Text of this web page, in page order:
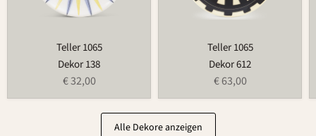
Teller 1065
Dekor 138
€ 32,00
Teller 1065
Dekor 612
€ 63,00
Alle Dekore anzeigen